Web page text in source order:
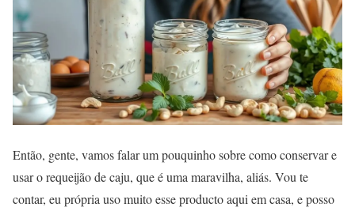
Então, gente, vamos falar um pouquinho sobre como conservar e
usar o requeijão de caju, que é uma maravilha, aliás. Vou te
contar, eu própria uso muito esse producto aqui em casa, e posso